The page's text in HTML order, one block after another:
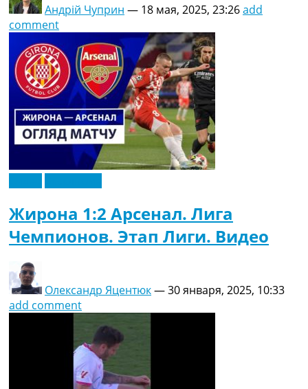
Андрій Чуприн — 18 мая, 2025, 23:26add
comment
Жирона 1:2 Арсенал. Лига
Чемпионов. Этап Лиги. Видео
Олександр Яцентюк—30 января, 2025, 10:33
add comment